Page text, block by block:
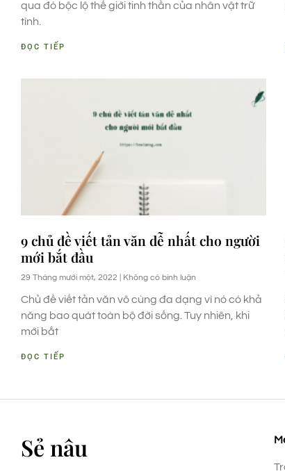
qua đó bộc lộ thế giới tinh thần của nhân vật trữ
tình.
ĐỌC TIẾP
9 chủ đề viết tản văn dễ nhất cho người
mới bắt đầu
29 Tháng mười một, 2022 Không có bình luận
Chủ đề viết tản văn vô cùng đa dạng vì nó có khả
năng bao quát toàn bộ đời sống. Tuy nhiên, khi
mới bắt
ĐỌC TIẾP
Sẻ nâu